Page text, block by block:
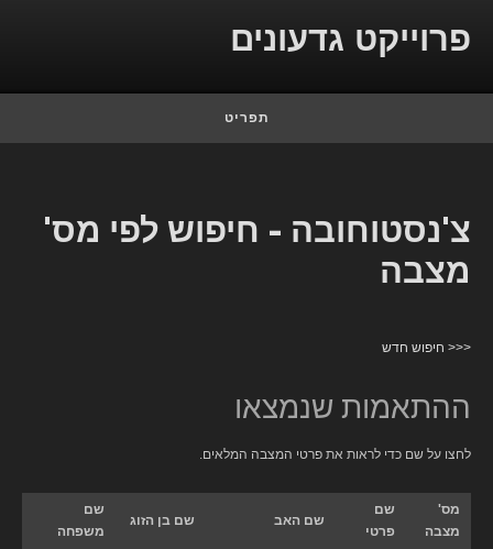
פרוייקט גדעונים
תפריט
צ'נסטוחובה - חיפוש לפי מס'
מצבה
<<< חיפוש חדש
ההתאמות שנמצאו
לחצו על שם כדי לראות את פרטי המצבה המלאים.
מס'
מצבה
שם
פרטי
שם האב שם בן הזוג
שם
משפחה